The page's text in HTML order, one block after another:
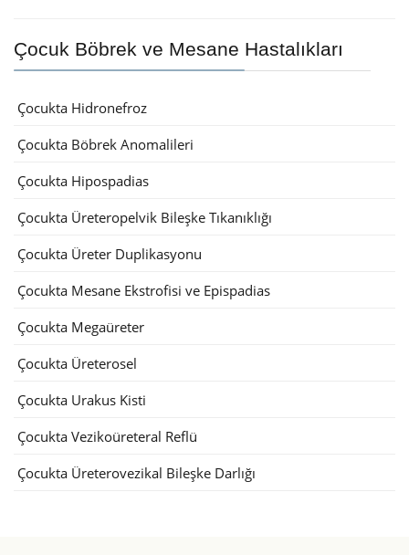
Çocuk Böbrek ve Mesane Hastalıkları
Çocukta Hidronefroz
Çocukta Böbrek Anomalileri
Çocukta Hipospadias
Çocukta Üreteropelvik Bileşke Tıkanıklığı
Çocukta Üreter Duplikasyonu
Çocukta Mesane Ekstrofisi ve Epispadias
Çocukta Megaüreter
Çocukta Üreterosel
Çocukta Urakus Kisti
Çocukta Vezikoüreteral Reflü
Çocukta Üreterovezikal Bileşke Darlığı